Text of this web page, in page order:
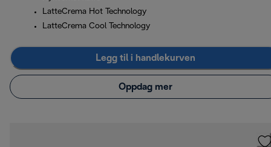
LatteCrema Hot Technology
LatteCrema Cool Technology
Legg til i handlekurven
Oppdag mer